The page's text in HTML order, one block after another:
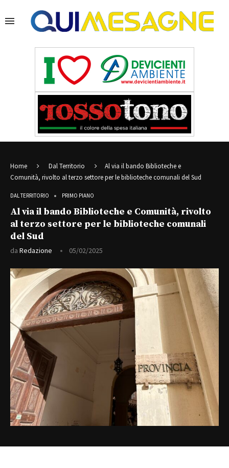
Home Dal Territorio
Al via il bando Biblioteche e
Comunità, rivolto al terzo settore per le biblioteche comunali del Sud
DAL TERRITORIO PRIMO PIANO
Al via il bando Biblioteche e Comunità, rivolto
al terzo settore per le biblioteche comunali
del Sud
da Redazione 05/02/2025